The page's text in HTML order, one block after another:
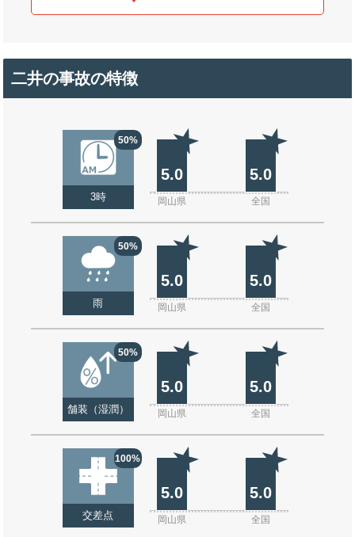
二井の事故の特徴
50%
3時
5.0 5.0
岡山県 全国
50%
雨
5.0 5.0
岡山県 全国
50%
舗装（湿潤）
5.0 5.0
岡山県 全国
100%
交差点
5.0 5.0
岡山県 全国